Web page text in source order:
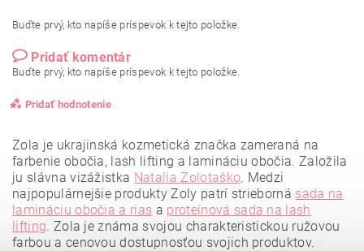
Buďte prvý, kto napíše príspevok k tejto položke.
Pridať komentár
Buďte prvý, kto napíše príspevok k tejto položke.
Pridať hodnotenie
Zola je ukrajinská kozmetická značka zameraná na
farbenie obočia, lash lifting a lamináciu obočia. Založila
ju slávna vizážistka Natalia Zolotaško. Medzi
najpopulárnejšie produkty Zoly patrí strieborná sada na
lamináciu obočia a rias a proteínová sada na lash
lifting. Zola je známa svojou charakteristickou ružovou
farbou a cenovou dostupnosťou svojich produktov.